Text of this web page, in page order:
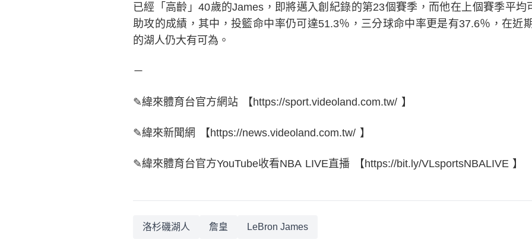
已經「高齡」40歲的James，即將邁入創紀錄的第23個賽季，而他在上個賽季平均
助攻的成績，其中，投籃命中率仍可達51.3％，三分球命中率更是有37.6％，在近
的湖人仍大有可為。
－
✎緯來體育台官方網站 【https://sport.videoland.com.tw/ 】
✎緯來新聞網 【https://news.videoland.com.tw/ 】
✎緯來體育台官方YouTube收看NBA LIVE直播 【https://bit.ly/VLsportsNBALIVE 】
洛杉磯湖人 詹皇 LeBron James